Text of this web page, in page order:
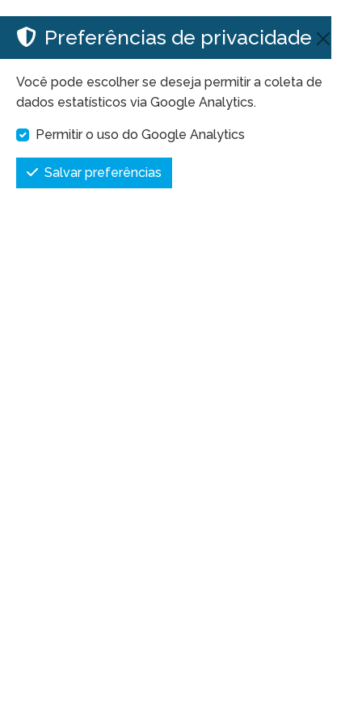
Preferências de privacidade
Você pode escolher se deseja permitir a coleta de
dados estatísticos via Google Analytics.
Permitir o uso do Google Analytics
Salvar preferências